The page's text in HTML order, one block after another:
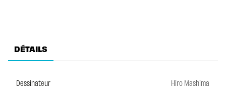
DÉTAILS
Dessinateur
Hiro Mashima